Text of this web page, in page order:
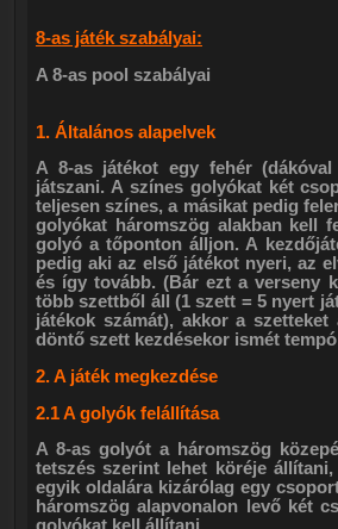
8-as játék szabályai:
A 8-as pool szabályai
1. Általános alapelvek
A 8-as játékot egy fehér
játszani. A színes golyókat két
teljesen színes, a másikat pedig
golyókat háromszög alakban kell
golyó a tőponton álljon. A
pedig aki az első játékot nyeri, az
és így tovább. (Bár ezt a verseny
több szettből áll (1 szett = 5 nyert
játékok számát), akkor a
döntő szett kezdésekor ismét
2. A játék megkezdése
2.1 A golyók felállítása
A 8-as golyót a háromszög
tetszés szerint lehet köréje
egyik oldalára kizárólag egy
háromszög alapvonalon levő két